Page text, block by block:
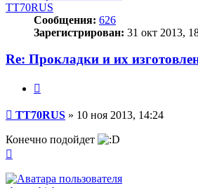
TT70RUS
Сообщения: 626
Зарегистрирован: 31 окт 2013,
Re: Прокладки и их
Сообщение
TT70RUS » 10 ноя 2013, 14:24
Конечно подойдет
началу